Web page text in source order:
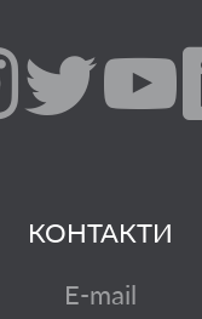
КОНТАКТИ
E-mail